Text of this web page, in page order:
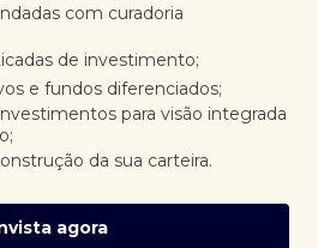
com curadoria
de investimento;
e fundos diferenciados;
para visão integrada
da sua carteira.
agora